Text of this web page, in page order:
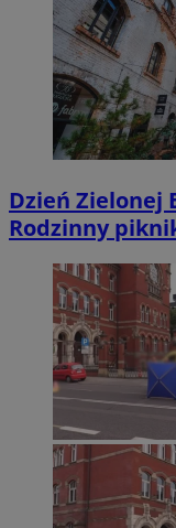
Dzień Zielonej
Rodzinny